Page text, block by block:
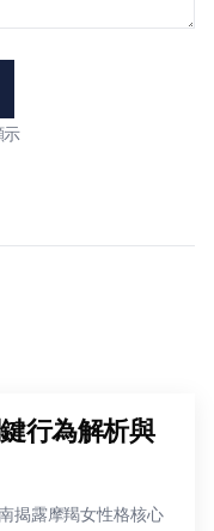
示
行為解析與
揭露摩羯女性格核心